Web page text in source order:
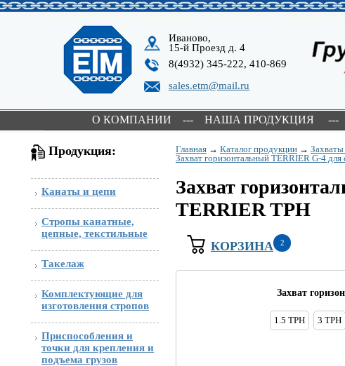
Иваново,
15-й Проезд д. 4
8(4932) 345-222, 410-869
sales.etm@mail.ru
О КОМПАНИИ --- НАША ПРОДУКЦИЯ
Продукция:
Канаты и цепи
Стропы канатные,
цепные, текстильные
Такелаж
Комплектующие для
изготовления стропов
Приспособления и
точки для крепления и
подъема грузов
Главная → Каталог продукции → Захваты
Захват горизонтальный TERRIER G-4
Захват
TERRIER TРH
КОРЗИНА 2
Захват
1.5 TРH 3 TРH